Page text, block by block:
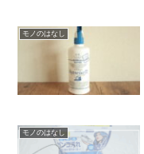
モノのはなし
モノのはなし